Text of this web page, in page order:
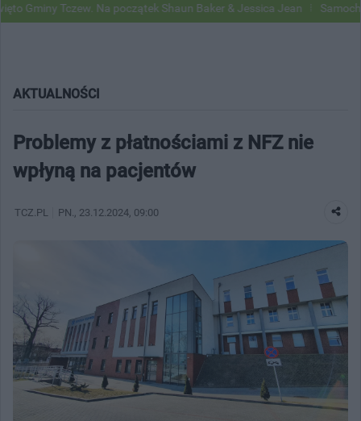
Tczew. Na początek Shaun Baker & Jessica Jean Samochody
AKTUALNOŚCI
Problemy z płatnościami z NFZ nie
wpłyną na pacjentów
TCZ.PL PN. , 23.12.2024, 09:00